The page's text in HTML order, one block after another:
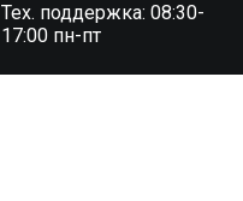
Тех. поддержка: 08:30-
17:00 пн-пт